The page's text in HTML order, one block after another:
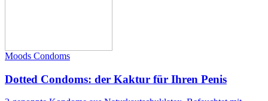
Moods Condoms
Dotted Condoms: der Kaktur für Ihren Penis